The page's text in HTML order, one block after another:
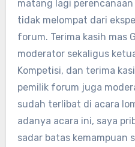
matang lagi perencanaan
tidak melompat dari
forum. Terima kasih mas
moderator sekaligus
Kompetisi, dan terima
pemilik forum juga
sudah terlibat di acara
adanya acara ini, saya
sadar batas kemampuan